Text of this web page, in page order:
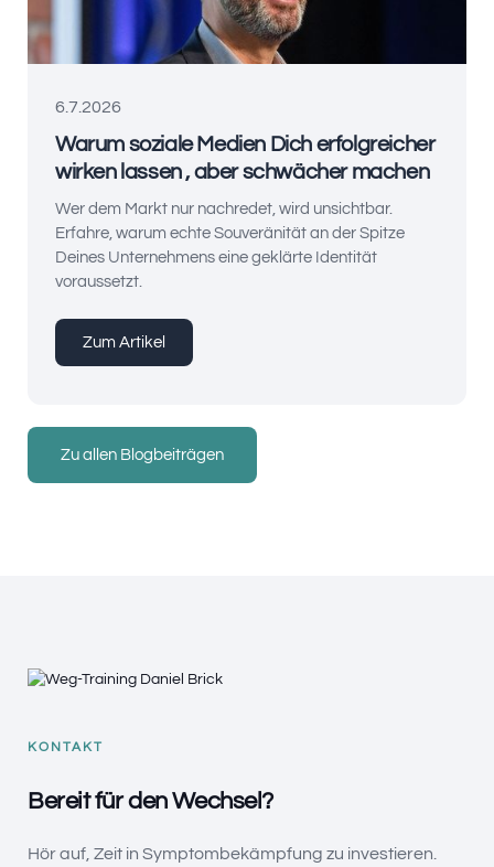
6.7.2026
Warum soziale Medien Dich erfolgreicher
wirken lassen , aber schwächer machen
Wer dem Markt nur nachredet, wird unsichtbar.
Erfahre, warum echte Souveränität an der Spitze
Deines Unternehmens eine geklärte Identität
voraussetzt.
Zum Artikel
Zu allen Blogbeiträgen
KONTAKT
Bereit für den Wechsel?
Hör auf, Zeit in Symptombekämpfung zu investieren.